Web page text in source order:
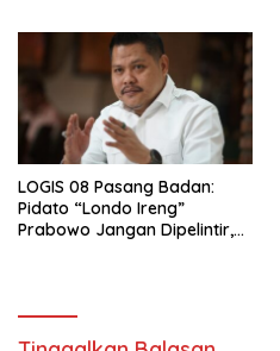
LOGIS 08 Pasang Badan:
Pidato “Londo Ireng”
Prabowo Jangan Dipelintir,